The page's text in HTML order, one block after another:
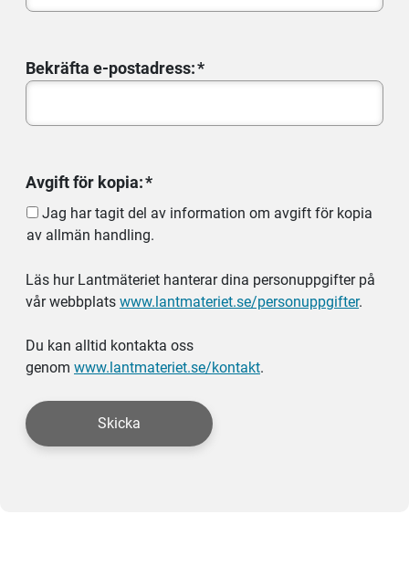
Bekräfta e-postadress:
Avgift för kopia:
Jag har tagit del av information om avgift för kopia
av allmän handling.
Läs hur Lantmäteriet hanterar dina personuppgifter på
vår webbplats www.lantmateriet.se/personuppgifter.
Du kan alltid kontakta oss
genom www.lantmateriet.se/kontakt.
Skicka